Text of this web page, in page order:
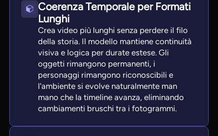
Coerenza Temporale per Formati
Lunghi
Crea video più lunghi senza perdere il filo
della storia. Il modello mantiene continuità
visiva e logica per durate estese. Gli
oggetti rimangono permanenti, i
personaggi rimangono riconoscibili e
l'ambiente si evolve naturalmente man
mano che la timeline avanza, eliminando
cambiamenti bruschi tra i fotogrammi.